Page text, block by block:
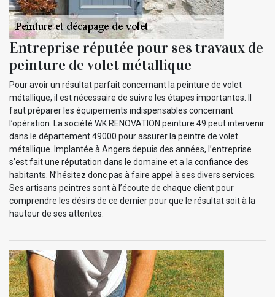
Entreprise réputée pour ses travaux de
peinture de volet métallique
Pour avoir un résultat parfait concernant la peinture de volet
métallique, il est nécessaire de suivre les étapes importantes. Il
faut préparer les équipements indispensables concernant
l’opération. La société WK RENOVATION peinture 49 peut intervenir
dans le département 49000 pour assurer la peintre de volet
métallique. Implantée à Angers depuis des années, l’entreprise
s’est fait une réputation dans le domaine et a la confiance des
habitants. N’hésitez donc pas à faire appel à ses divers services.
Ses artisans peintres sont à l’écoute de chaque client pour
comprendre les désirs de ce dernier pour que le résultat soit à la
hauteur de ses attentes.